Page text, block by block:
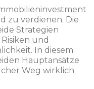
zu verdienen. Die
Strategien
und
In diesem
Hauptansätze
Weg wirklich